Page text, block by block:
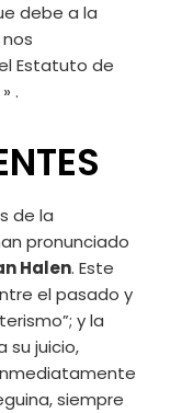
debe a la
Estatuto de
.
de la
pronunciado
Halen. Este
el pasado y
y la
su juicio,
siempre